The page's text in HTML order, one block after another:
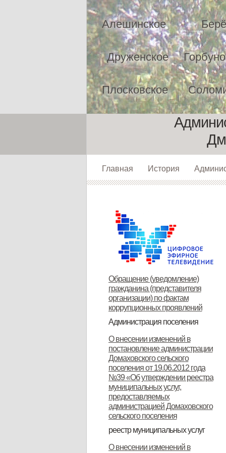
Алешинское
Друженское
Плосковское
Главная История
Обращение (уведомление)
гражданина (представителя
организации) по фактам
коррупционных проявлений
Администрация поселения
Структура и прием граждан
О внесении изменений в
постановление администрации
Домаховского сельского
поселения от 19.06.2012 года
№39 «Об утверждении реестра
муниципальных услуг,
предоставляемых
администрацией Домаховского
сельского поселения
реестр муниципальных услуг
Реестр муниципальных услуг,
Об утверждении реестра
Об утверждении Положения о
О внесении изменений в